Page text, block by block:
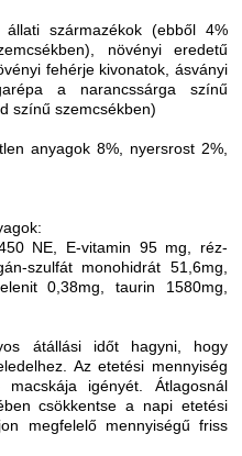
származékok (ebből 4%
növényi eredetű
fehérje kivonatok, ásványi
a narancssárga színű
színű szemcsékben)
anyagok 8%, nyersrost 2%,
NE, E-vitamin 95 mg, réz-
szulfát monohidrát 51,6mg,
0,38mg, taurin 1580mg,
átállási időt hagyni, hogy
Az etetési mennyiség
macskája igényét. Átlagosnál
csökkentse a napi etetési
megfelelő mennyiségű friss